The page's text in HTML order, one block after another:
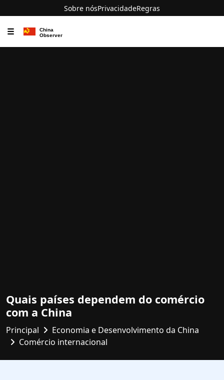
Sobre nósPrivacidadeRegras
☰
Quais países dependem do comércio
com a China
Principal
Economia e Desenvolvimento da China
Comércio internacional